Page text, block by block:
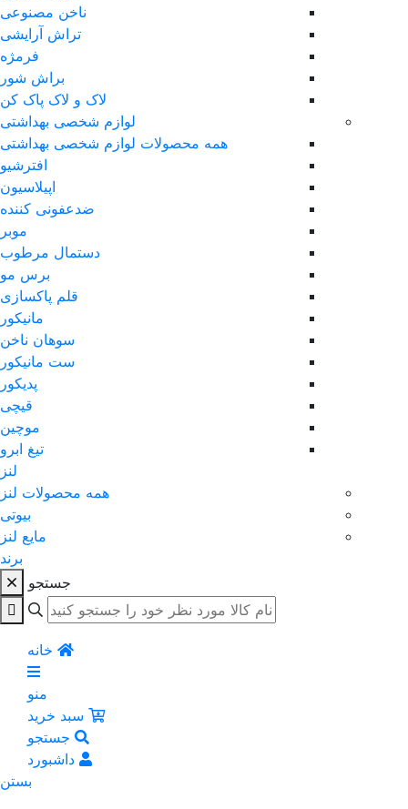
ناخن مصنوعی
تراش آرایشی
فرمژه
براش شور
لاک و لاک پاک کن
لوازم شخصی بهداشتی
همه محصولات لوازم شخصی بهداشتی
افترشیو
اپیلاسیون
ضدعفونی کننده
موبر
دستمال مرطوب
برس مو
قلم پاکسازی
مانیکور
سوهان ناخن
ست مانیکور
پدیکور
قیچی
موچین
تیغ ابرو
لنز
همه محصولات لنز
بیوتی
مایع لنز
برند
جستجو
خانه
منو
سبد خرید
جستجو
داشبورد
بستن